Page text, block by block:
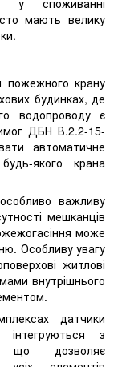
у споживанні
мають велику
пожежного крану
будинках, де
водопроводу є
ДБН В.2.2-15-
автоматичне
якого крана
важливу
мешканців
може
Особливу увагу
житлові
внутрішнього
датчики
з
що дозволяє